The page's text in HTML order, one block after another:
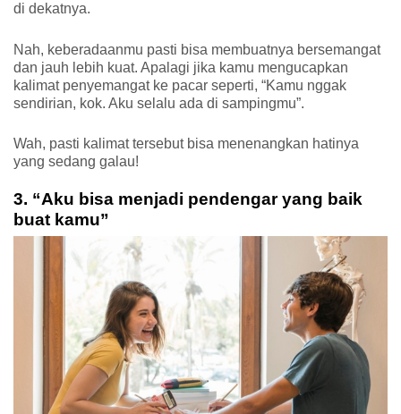
di dekatnya.
Nah, keberadaanmu pasti bisa membuatnya bersemangat
dan jauh lebih kuat. Apalagi jika kamu mengucapkan
kalimat penyemangat ke pacar seperti, “Kamu nggak
sendirian, kok. Aku selalu ada di sampingmu”.
Wah, pasti kalimat tersebut bisa menenangkan hatinya
yang sedang galau!
3. “Aku bisa menjadi pendengar yang baik
buat kamu”